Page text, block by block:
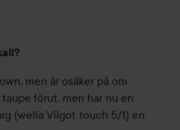
1 år
men är osäker på om
förut, men har nu en
(wella Vilgot touch 5/1) en